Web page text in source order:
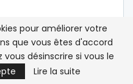
pour améliorer votre
que vous êtes d'accord
désinscrire si vous le
Lire la suite